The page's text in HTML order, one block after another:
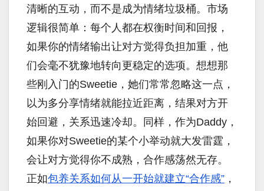
清晰的互动，而不是成为情绪垃圾桶。市场
逻辑很简单：每个人都在权衡时间和回报，
如果你的情绪输出让对方觉得负担加重，他
们会毫不犹豫地转向更稳定的选项。想想那
些刚入门的Sweetie，她们常常忽略这一点，
以为多分享情绪就能拉近距离，结果对方开
始回避，关系迅速冷却。同样，作为Daddy，
如果你对Sweetie的某个小举动就大发雷霆，
会让对方觉得你不成熟，合作感荡然无存。
正如包养关系如何从一开始就建立“合作感” ，